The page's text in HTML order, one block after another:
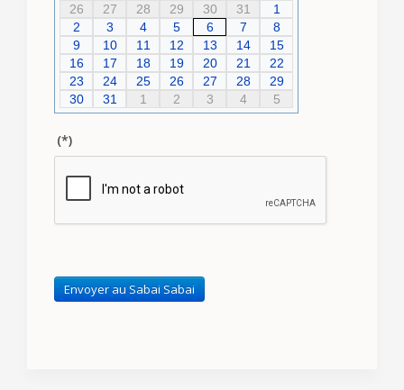
26
27 28 29 30 31
1
2
3 4 5 6 7
8
9
10 11 12 13 14
15
16
17 18 19 20 21
22
23
24 25 26 27 28
29
30
31 1 2 3 4 5
(*)